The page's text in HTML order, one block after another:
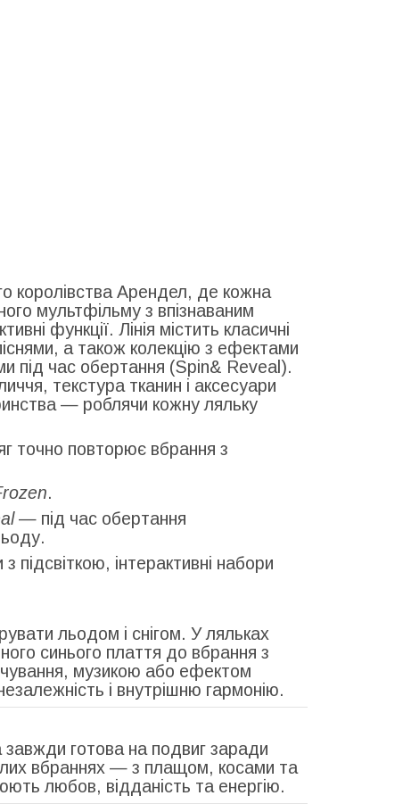
королівства Арендел, де кожна
мультфільму з впізнаваним
функції. Лінія містить класичні
а також колекцію з ефектами
під час обертання (Spin& Reveal).
текстура тканин і аксесуари
— роблячи кожну ляльку
точно повторює вбрання з
.
— під час обертання
підсвіткою, інтерактивні набори
льодом і снігом. У ляльках
синього плаття до вбрання з
музикою або ефектом
і внутрішню гармонію.
готова на подвиг заради
вбраннях — з плащом, косами та
любов, відданість та енергію.